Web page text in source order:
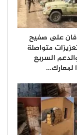
على صفيح
متواصلة
السريع
لمعارك…